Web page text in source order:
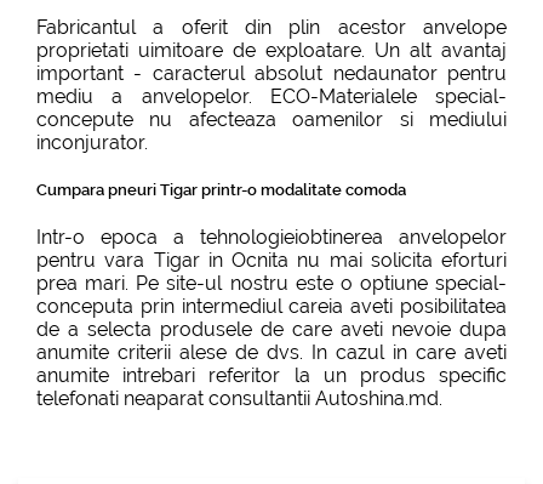
Fabricantul a oferit din plin acestor anvelope
proprietati uimitoare de exploatare. Un alt avantaj
important - caracterul absolut nedaunator pentru
mediu a anvelopelor. ECO-Materialele special-
concepute nu afecteaza oamenilor si mediului
inconjurator.
Cumpara pneuri Tigar printr-o modalitate comoda
Intr-o epoca a tehnologieiobtinerea anvelopelor
pentru vara Tigar in Ocnita nu mai solicita eforturi
prea mari. Pe site-ul nostru este o optiune special-
conceputa prin intermediul careia aveti posibilitatea
de a selecta produsele de care aveti nevoie dupa
anumite criterii alese de dvs. In cazul in care aveti
anumite intrebari referitor la un produs specific
telefonati neaparat consultantii Autoshina.md.